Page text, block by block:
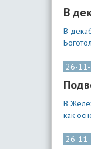
В
В
26-
В
как
26-